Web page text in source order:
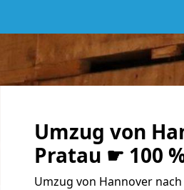
Umzug von
Pratau ☛ 100
Umzug von Hannover